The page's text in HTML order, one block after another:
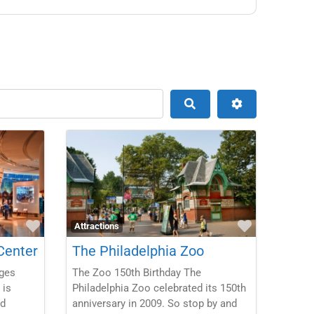
Favorite
is
Attractions
Favorite
The Philadelphia Zoo
The Zoo 150th Birthday The
Philadelphia Zoo celebrated its 150th
anniversary in 2009. So stop by and